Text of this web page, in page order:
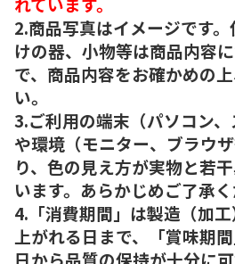
2.商品写真はイメージです
けの器、小物等は商品内容
で、商品内容をお確かめの
い。
3.ご利用の端末（パソコン、
や環境（モニター、ブラウ
り、色の見え方が実物と若
います。あらかじめご了承く
4.「消費期間」は製造（加
上がれる日まで、「賞味期間